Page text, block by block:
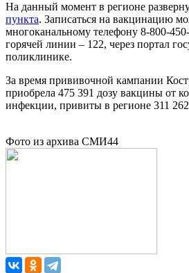
На данный момент в регионе
пункта. Записаться на вакцинацию
многоканальному телефону 8-800-
горячей линии – 122, через портал
поликлинике.
За время прививочной кампании
приобрела 475 391 дозу вакцины от
инфекции, привиты в регионе 311 262
Фото из архива СМИ44